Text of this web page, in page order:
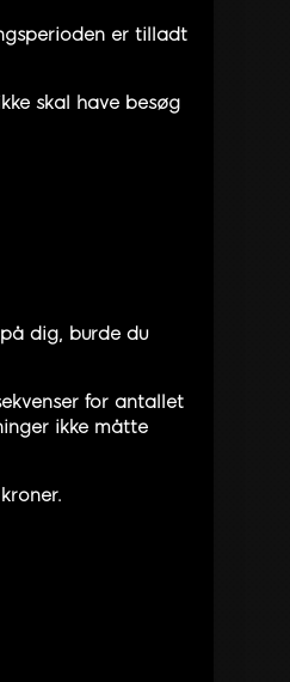
er tilladt
skal have besøg
dig, burde du
for antallet
ikke måtte